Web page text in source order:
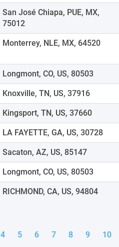
San José Chiapa, PUE, MX,
75012
Monterrey, NLE, MX, 64520
Longmont, CO, US, 80503
Knoxville, TN, US, 37916
Kingsport, TN, US, 37660
LA FAYETTE, GA, US, 30728
Sacaton, AZ, US, 85147
Longmont, CO, US, 80503
RICHMOND, CA, US, 94804
4 5 6 7 8 9 10